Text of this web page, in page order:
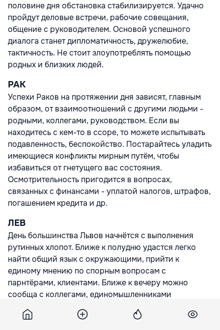
половине дня обстановка стабилизируется. Удачно
пройдут деловые встречи, рабочие совещания,
общение с руководителем. Основой успешного
диалога станет дипломатичность, дружелюбие,
тактичность. Не стоит злоупотреблять помощью
родных и близких людей.
РАК
Успехи Раков на протяжении дня зависят, главным
образом, от взаимоотношений с другими людьми -
родными, коллегами, руководством. Если вы
находитесь с кем-то в ссоре, то можете испытывать
подавленность, беспокойство. Постарайтесь уладить
имеющиеся конфликты мирным путём, чтобы
избавиться от гнетущего вас состояния.
Осмотрительность пригодится в вопросах,
связанных с финансами - уплатой налогов, штрафов,
погашением кредита и др.
ЛЕВ
День большинства Львов начнётся с выполнения
рутинных хлопот. Ближе к полудню удастся легко
найти общий язык с окружающими, прийти к
единому мнению по спорным вопросам с
парнтёрами, клиентами. Ближе к вечеру можно
сообща с коллегами, единомышленниками
реализовать оригинальный замысел, решить ряд
технических задач. Могут сложиться обстоятельства